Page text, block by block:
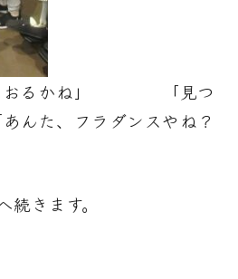
におるかね」 「見つ
た、フラダンスやね？
きます。